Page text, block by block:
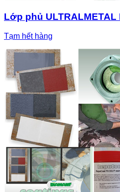
Lớp phủ ULTRALMETAL
Tạm hết hàng